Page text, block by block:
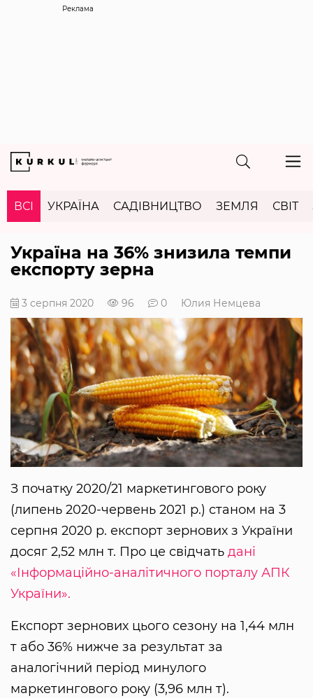
Реклама
ВСІ УКРАЇНА САДІВНИЦТВО ЗЕМЛЯ СВІТ
Україна на 36% знизила темпи
експорту зерна
3 серпня 2020 96 0 Юлия Немцева
З початку 2020/21 маркетингового року
(липень 2020-червень 2021 р.) станом на 3
серпня 2020 р. експорт зернових з України
досяг 2,52 млн т. Про це свідчать дані
«Інформаційно-аналітичного порталу АПК
України».
Експорт зернових цього сезону на 1,44 млн
т або 36% нижче за результат за
аналогічний період минулого
маркетингового року (3,96 млн т).